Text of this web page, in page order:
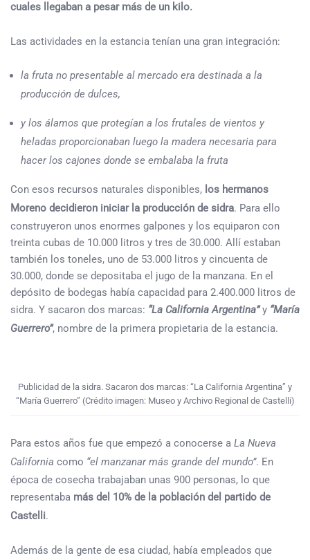
cuales llegaban a pesar más de un kilo.
Las actividades en la estancia tenían una gran integración:
la fruta no presentable al mercado era destinada a la
producción de dulces,
y los álamos que protegían a los frutales de vientos y
heladas proporcionaban luego la madera necesaria para
hacer los cajones donde se embalaba la fruta
Con esos recursos naturales disponibles, los hermanos
Moreno decidieron iniciar la producción de sidra. Para ello
construyeron unos enormes galpones y los equiparon con
treinta cubas de 10.000 litros y tres de 30.000. Allí estaban
también los toneles, uno de 53.000 litros y cincuenta de
30.000, donde se depositaba el jugo de la manzana. En el
depósito de bodegas había capacidad para 2.400.000 litros de
sidra. Y sacaron dos marcas: “La California Argentina”y “María
Guerrero”, nombre de la primera propietaria de la estancia.
Publicidad de la sidra. Sacaron dos marcas: “La California Argentina” y
“María Guerrero” (Crédito imagen: Museo y Archivo Regional de Castelli)
Para estos años fue que empezó a conocerse a La Nueva
California como “el manzanar más grande del mundo”. En
época de cosecha trabajaban unas 900 personas, lo que
representaba más del 10% de la población del partido de
Castelli.
Además de la gente de esa ciudad, había empleados que